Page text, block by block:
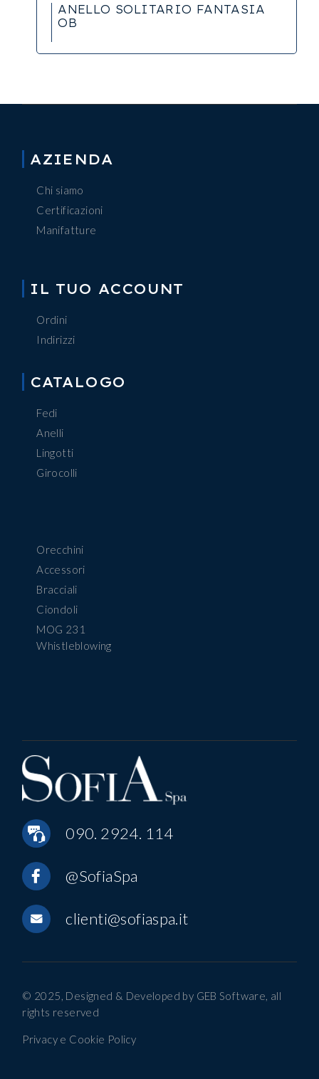
ANELLO SOLITARIO FANTASIA
OB
AZIENDA
Chi siamo
Certificazioni
Manifatture
IL TUO ACCOUNT
Ordini
Indirizzi
CATALOGO
Fedi
Anelli
Lingotti
Girocolli
Orecchini
Accessori
Bracciali
Ciondoli
MOG 231
Whistleblowing
090. 2924. 114
@SofiaSpa
clienti@sofiaspa.it
© 2025, Designed & Developed by GEB Software, all
rights reserved
Privacy e Cookie Policy